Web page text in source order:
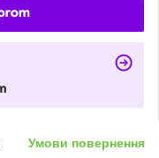
Умови повернення